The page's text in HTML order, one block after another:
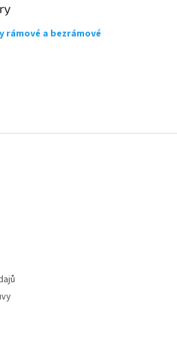
rámové a bezrámové